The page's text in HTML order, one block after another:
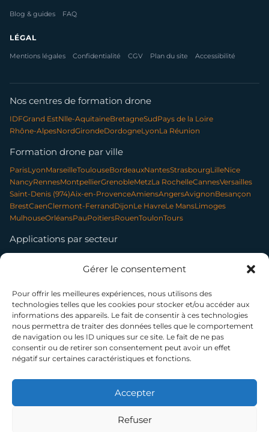
Gérer le consentement
Pour offrir les meilleures expériences, nous utilisons des
technologies telles que les cookies pour stocker et/ou accéder aux
informations des appareils. Le fait de consentir à ces technologies
nous permettra de traiter des données telles que le comportement
de navigation ou les ID uniques sur ce site. Le fait de ne pas
consentir ou de retirer son consentement peut avoir un effet
négatif sur certaines caractéristiques et fonctions.
Accepter
Refuser
Blog & guides FAQ
LÉGAL
Mentions légales Confidentialité CGV Plan du site Accessibilité
Nos centres de formation drone
IDFGrand EstNlle-AquitaineBretagneSudPays de la Loire
Rhône-AlpesNordGirondeDordogneLyonLa Réunion
Formation drone par ville
ParisLyonMarseilleToulouseBordeauxNantesStrasbourgLilleNice
NancyRennesMontpellierGrenobleMetzLa RochelleCannesVersailles
Saint-Denis (974)Aix-en-ProvenceAmiensAngersAvignonBesançon
BrestCaenClermont-FerrandDijonLe HavreLe MansLimoges
MulhouseOrléansPauPoitiersRouenToulonTours
Applications par secteur
Événementiel & tourismeForêt & environnement
Photo professionnelleNettoyage par drone
SUIVEZ-NOUS
FORMATION
NDA 11 75 51962 75 — Cet enregistrement ne vaut pas agrément de l'État